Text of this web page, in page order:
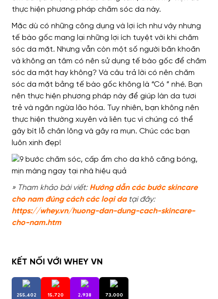
thực hiện phương pháp chăm sóc da này.
Mặc dù có những công dụng và lợi ích như vậy nhưng
tế bào gốc mang lại những lợi ích tuyệt vời khi chăm
sóc da mặt. Nhưng vẫn còn một số người băn khoăn
và không an tâm có nên sử dụng tế bào gốc để chăm
sóc da mặt hay không? Và câu trả lời có nên chăm
sóc da mặt bằng tế bào gốc không là “Có ” nhé. Bạn
nên thực hiện phương pháp này để giúp làn da tươi
trẻ và ngăn ngừa lão hóa. Tuy nhiên, bạn không nên
thực hiện thường xuyên và liên tục vì chúng có thể
gây bít lỗ chân lông và gây ra mụn. Chúc các bạn
luôn xinh đẹp!
» Tham khảo bài viết: Hướng dẫn các bước skincare
cho nam đúng cách các loại da tại đây:
https://whey.vn/huong-dan-dung-cach-skincare-
cho-nam.htm
KẾT NỐI VỚI WHEY VN
255,402 15,720 2,938 73,000